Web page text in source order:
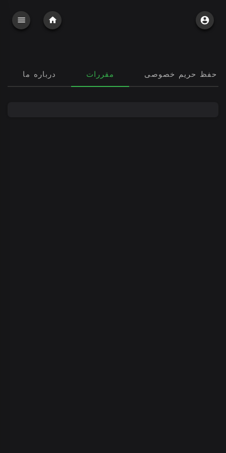
درباره ما مقررات حفظ حریم خصوصی